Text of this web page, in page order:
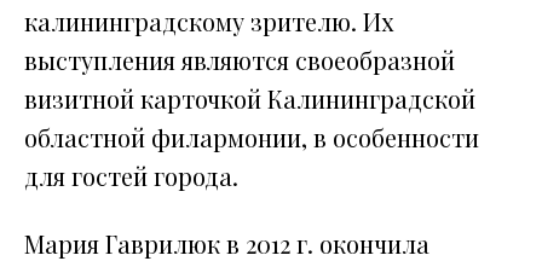
калининградскому зрителю. Их
выступления являются своеобразной
визитной карточкой Калининградской
областной филармонии, в особенности
для гостей города.
Мария Гаврилюк в 2012 г. окончила